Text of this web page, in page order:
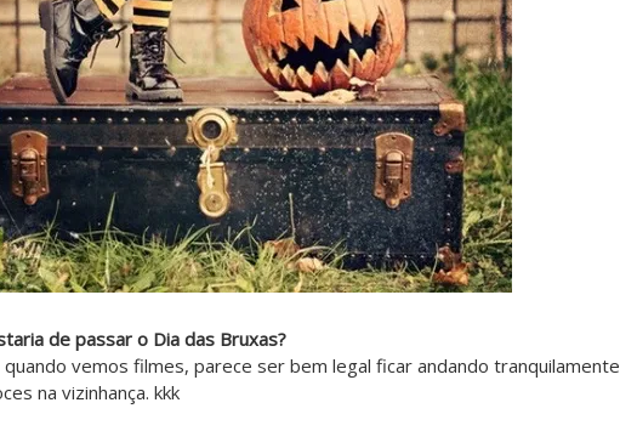
de passar o Dia das Bruxas?
vemos filmes, parece ser bem legal ficar andando tranquilamente
na vizinhança. kkk